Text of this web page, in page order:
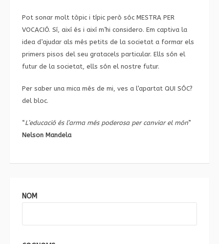
Pot sonar molt tòpic i típic però sóc MESTRA PER
VOCACIÓ. Sí, així és i així m’hi considero. Em captiva la
idea d’ajudar als més petits de la societat a formar els
primers pisos del seu gratacels particular. Ells són el
futur de la societat, ells són el nostre futur.
Per saber una mica més de mi, ves a l’apartat QUI SÓC?
del bloc.
“L’educació és l’arma més poderosa per canviar el món”
Nelson Mandela
NOM